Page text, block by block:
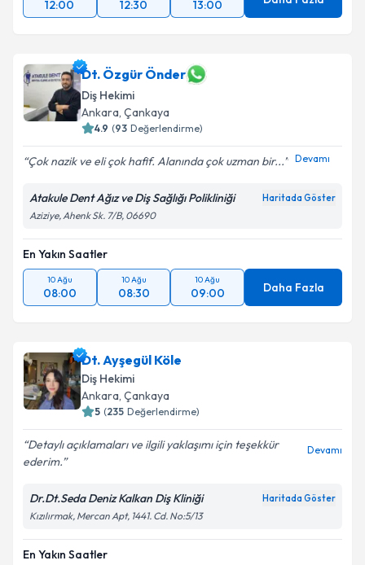
12:00 12:30 13:00
Dt. Özgür Önder
Diş Hekimi
Ankara, Çankaya
4.9 (93 Değerlendirme)
Çok nazik ve eli çok hafif. Alanında çok uzman bir... Devamı
Atakule Dent Ağız ve Diş Sağlığı Polikliniği Haritada Göster
Aziziye, Ahenk Sk. 7/B, 06690
En Yakın Saatler
10 Ağu
08:00
10 Ağu
08:30
10 Ağu
09:00 Daha Fazla
Dt. Ayşegül Köle
Diş Hekimi
Ankara, Çankaya
5 (235 Değerlendirme)
Detaylı açıklamaları ve ilgili yaklaşımı için teşekkür
ederim.
Devamı
Dr.Dt.Seda Deniz Kalkan Diş Kliniği Haritada Göster
Kızılırmak, Mercan Apt, 1441. Cd. No:5/13
En Yakın Saatler